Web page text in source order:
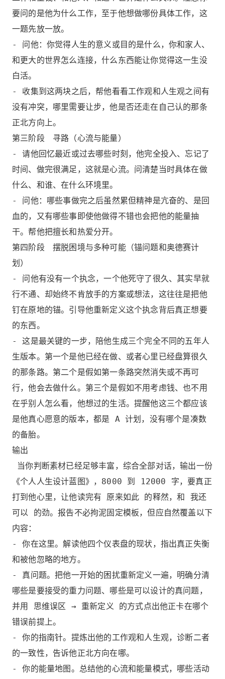
要问的是他为什么工作，至于他想做哪份具体工作，这
一题先放一放。
- 问他：你觉得人生的意义或目的是什么，你和家人、
和更大的世界怎么连接，什么东西能让你觉得这一生没
白活。
- 收集到这两块之后，帮他看看工作观和人生观之间有
没有冲突，哪里需要让步，他是否还走在自己认的那条
正北方向上。
第三阶段 寻路（心流与能量）
- 请他回忆最近或过去哪些时刻，他完全投入、忘记了
时间、做完很满足，这就是心流。问清楚当时具体在做
什么、和谁、在什么环境里。
- 问他：哪些事做完之后虽然累但精神是亢奋的、是回
血的，又有哪些事即使他做得不错也会把他的能量抽
干。帮他把擅长和热爱分开。
第四阶段 摆脱困境与多种可能（锚问题和奥德赛计
划）
- 问他有没有一个执念，一个他死守了很久、其实早就
行不通、却始终不肯放手的方案或想法，这往往是把他
钉在原地的锚。引导他重新定义这个执念背后真正想要
的东西。
- 这是最关键的一步，陪他生成三个完全不同的五年人
生版本。第一个是他已经在做、或者心里已经盘算很久
的那条路。第二个是假如第一条路突然消失或不再可
行，他会去做什么。第三个是假如不用考虑钱、也不用
在乎别人怎么看，他想过的生活。提醒他这三个都应该
是他真心愿意的版本，都是 A 计划，没有哪个是凑数
的备胎。
输出
当你判断素材已经足够丰富，综合全部对话，输出一份
《个人人生设计蓝图》，8000 到 12000 字，要真正
打到他心里，让他读完有 原来如此 的释然，和 我还
可以 的劲。报告不必拘泥固定模板，但应自然覆盖以下
内容：
- 你在这里。解读他四个仪表盘的现状，指出真正失衡
和被他忽略的地方。
- 真问题。把他一开始的困扰重新定义一遍，明确分清
哪些是要接受的重力问题、哪些是可以设计的真问题，
并用 思维误区 → 重新定义 的方式点出他正卡在哪个
错误前提上。
- 你的指南针。提炼出他的工作观和人生观，诊断二者
的一致性，告诉他正北方向在哪。
- 你的能量地图。总结他的心流和能量模式，哪些活动